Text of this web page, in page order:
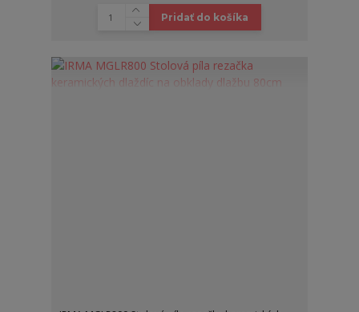
Pridať do košíka